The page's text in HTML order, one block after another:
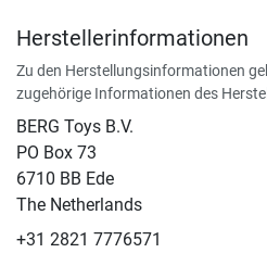
Herstellerinformationen
Zu den Herstellungsinformationen
zugehörige Informationen des
BERG Toys B.V.
​PO Box 73
6710 BB Ede
The Netherlands
+31 2821 7776571